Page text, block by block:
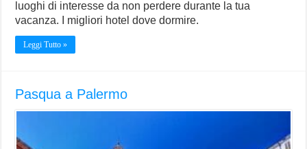
luoghi di interesse da non perdere durante la tua
vacanza. I migliori hotel dove dormire.
Leggi Tutto »
Pasqua a Palermo